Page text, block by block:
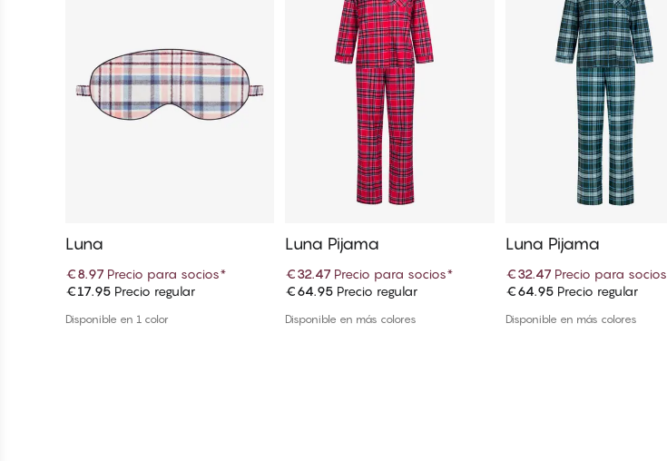
Añadir a la cesta
Luna
€8.97 Precio para socios*
€17.95 Precio regular
Disponible en 1 color
Añadir a la cesta
Luna Pijama
€32.47 Precio para socios*
€64.95 Precio regular
Disponible en más colores
Añadir a la cesta
Luna Pijama
€32.47 Precio para socios
€64.95Precio regular
Disponible en más colores